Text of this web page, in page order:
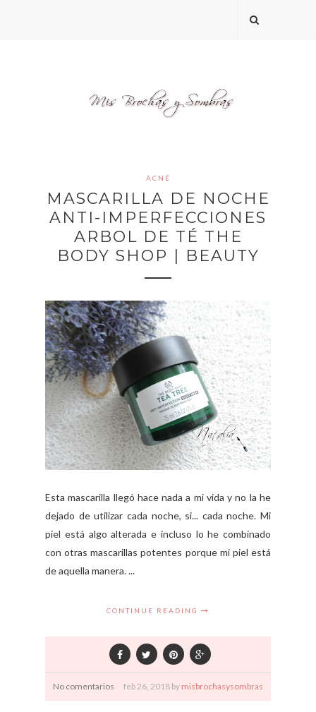
ACNÉ
MASCARILLA DE NOCHE
ANTI-IMPERFECCIONES
ARBOL DE TÉ THE
BODY SHOP | BEAUTY
Esta mascarilla llegó hace nada a mi vida y no la he
dejado de utilizar cada noche, si... cada noche. Mi
piel está algo alterada e incluso lo he combinado
con otras mascarillas potentes porque mi piel está
de aquella manera. ...
CONTINUE READING
No comentarios feb26, 2018 by misbrochasysombras